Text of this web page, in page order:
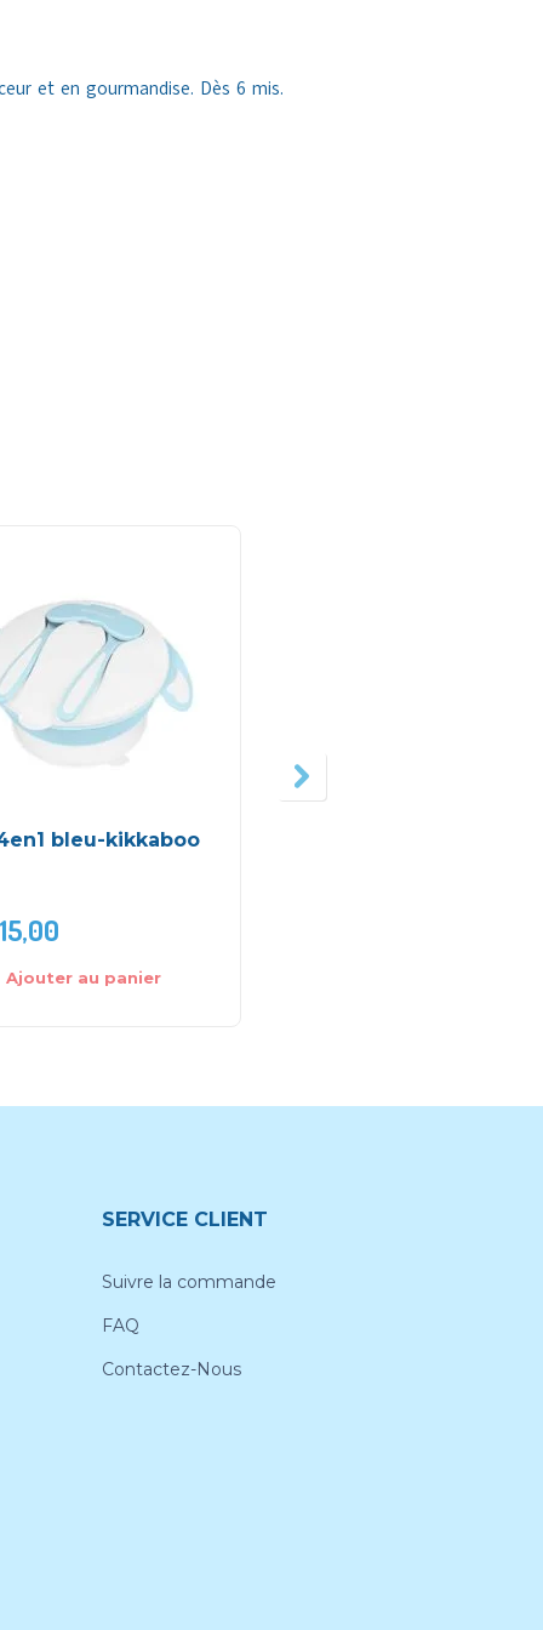
et en gourmandise. Dès 6 mis.
bleu-kikkaboo
Ajouter au panier
SERVICE CLIENT
Suivre la commande
FAQ
Contactez-Nous